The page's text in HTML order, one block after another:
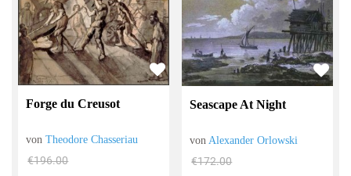
Forge du Creusot
vonTheodore Chasseriau
€196.00
Seascape At Night
von Alexander Orlowski
€172.00